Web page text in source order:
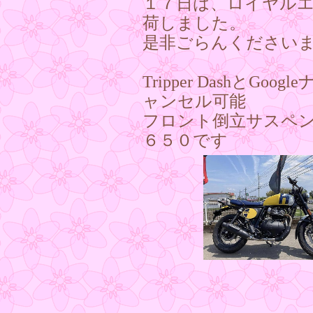
荷しました。
是非ごらんください
Tripper Dashと
ャンセル可能
フロント倒立サス
６５０です